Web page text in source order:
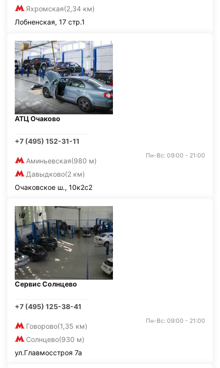
Яхромская(2,34 км)
Лобненская, 17 стр.1
АТЦ Очаково
+7 (495) 152-31-11
Аминьевская(980 м)
Давыдково(2 км)
Пн-Вс: 09:00 - 21:00
Очаковское ш., 10к2с2
Сервис Солнцево
+7 (495) 125-38-41
Говорово(1,35 км)
Солнцево(930 м)
Пн-Вс: 09:00 - 21:00
ул.Главмосстроя 7а